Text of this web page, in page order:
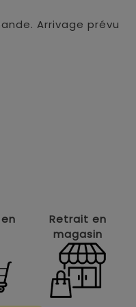
Arrivage prévu
Retrait en
magasin